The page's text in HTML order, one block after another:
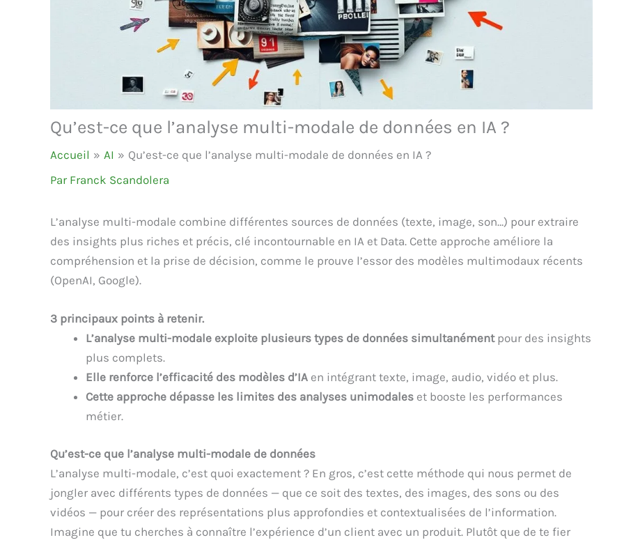
Qu’est-ce que l’analyse multi-modale de données en IA ?
Accueil AI
Qu’est-ce que l’analyse multi-modale de données en IA ?
Par Franck Scandolera
L’analyse multi-modale combine différentes sources de données (texte, image, son…) pour extraire
des insights plus riches et précis, clé incontournable en IA et Data. Cette approche améliore la
compréhension et la prise de décision, comme le prouve l’essor des modèles multimodaux récents
(OpenAI, Google).
3 principaux points à retenir.
L’analyse multi-modale exploite plusieurs types de données simultanémentpour des insights
plus complets.
Elle renforce l’efficacité des modèles d’IA en intégrant texte, image, audio, vidéo et plus.
Cette approche dépasse les limites des analyses unimodales et booste les performances
métier.
Qu’est-ce que l’analyse multi-modale de données
L’analyse multi-modale, c’est quoi exactement ? En gros, c’est cette méthode qui nous permet de
jongler avec différents types de données — que ce soit des textes, des images, des sons ou des
vidéos — pour créer des représentations plus approfondies et contextualisées de l’information.
Imagine que tu cherches à connaître l’expérience d’un client avec un produit. Plutôt que de te fier